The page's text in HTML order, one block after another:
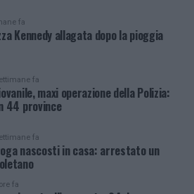
fa
Kennedy allagata dopo la pioggia
fa
maxi operazione della Polizia:
44 province
fa
nascosti in casa: arrestato un
fa